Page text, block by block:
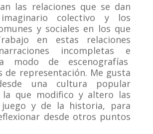
las relaciones que se dan
colectivo y los
y sociales en los que
en estas relaciones
incompletas e
modo de escenografías
de representación. Me gusta
una cultura popular
que modifico y altero las
y de la historia, para
desde otros puntos